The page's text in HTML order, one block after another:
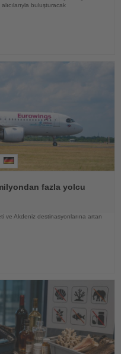
buluşturacak
fazla yolcu
ve Akdeniz destinasyonlarına artan